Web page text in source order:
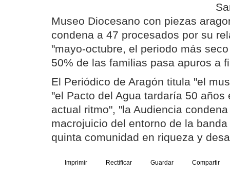
Museo Diocesano con piezas
condena a 47 procesados por su
"mayo-octubre, el periodo más
50% de las familias pasa apuros a
El Periódico de Aragón titula "el
"el Pacto del Agua tardaría 50 años
actual ritmo", "la Audiencia
macrojuicio del entorno de la
quinta comunidad en riqueza y
Imprimir Rectificar Guardar Compartir